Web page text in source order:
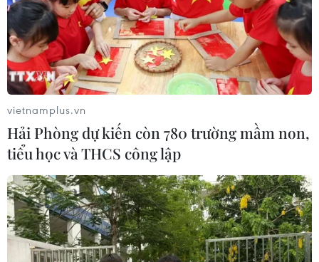
Khai thác cát trái phép ngay trước cửa
ngõ di sản Vịnh Hạ Long
09/07/2015 11:49
Hàng chục con tàu đang ngày đêm thi nhau hút cát trái
phép trên sông Cửa Lục, nơi tiếp giáp với di sản-kỳ
quan thiên nhiên thế giới Vịnh Hạ Long, tỉnh Quảng
Ninh.
vietnamplus.vn
Hải Phòng dự kiến còn 780 trường mầm non,
tiểu học và THCS công lập